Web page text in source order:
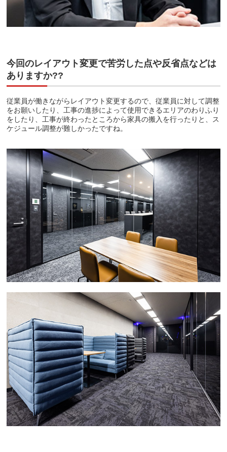
今回のレイアウト変更で苦労した点や反省点などは
ありますか??
従業員が働きながらレイアウト変更するので、従業員に対して調整
をお願いしたり、工事の進捗によって使用できるエリアのわりふり
をしたり、工事が終わったところから家具の搬入を行ったりと、ス
ケジュール調整が難しかったですね。